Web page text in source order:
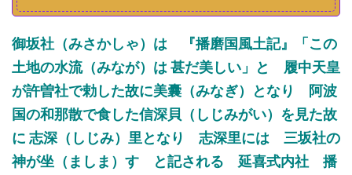
御坂社（みさかしゃ）は 『播磨国風土記』「この
土地の水流（みなが）は 甚だ美しい」と 履中天皇
が許曽社で勅した故に美囊（みなぎ）となり 阿波
国の和那散で食した信深貝（しじみがい）を見た故
に 志深（しじみ）里となり 志深里には 三坂社の
神が坐（ましま）す と記される 延喜式内社 播